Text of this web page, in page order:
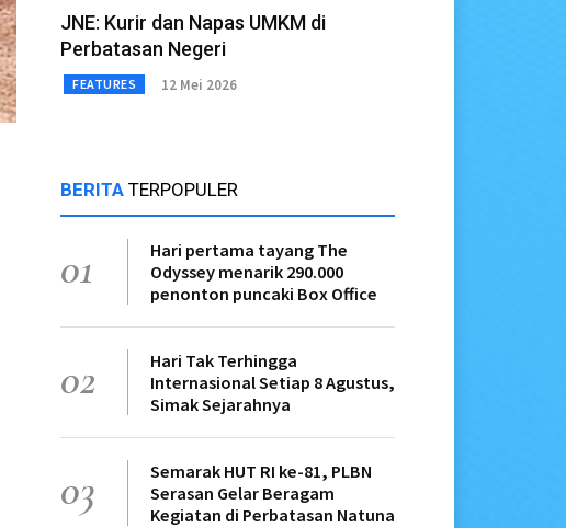
JNE: Kurir dan Napas UMKM di
Perbatasan Negeri
FEATURES 12 Mei 2026
BERITA TERPOPULER
01
Hari pertama tayang The
Odyssey menarik 290.000
penonton puncaki Box Office
02
Hari Tak Terhingga
Internasional Setiap 8 Agustus,
Simak Sejarahnya
03
Semarak HUT RI ke-81, PLBN
Serasan Gelar Beragam
Kegiatan di Perbatasan Natuna